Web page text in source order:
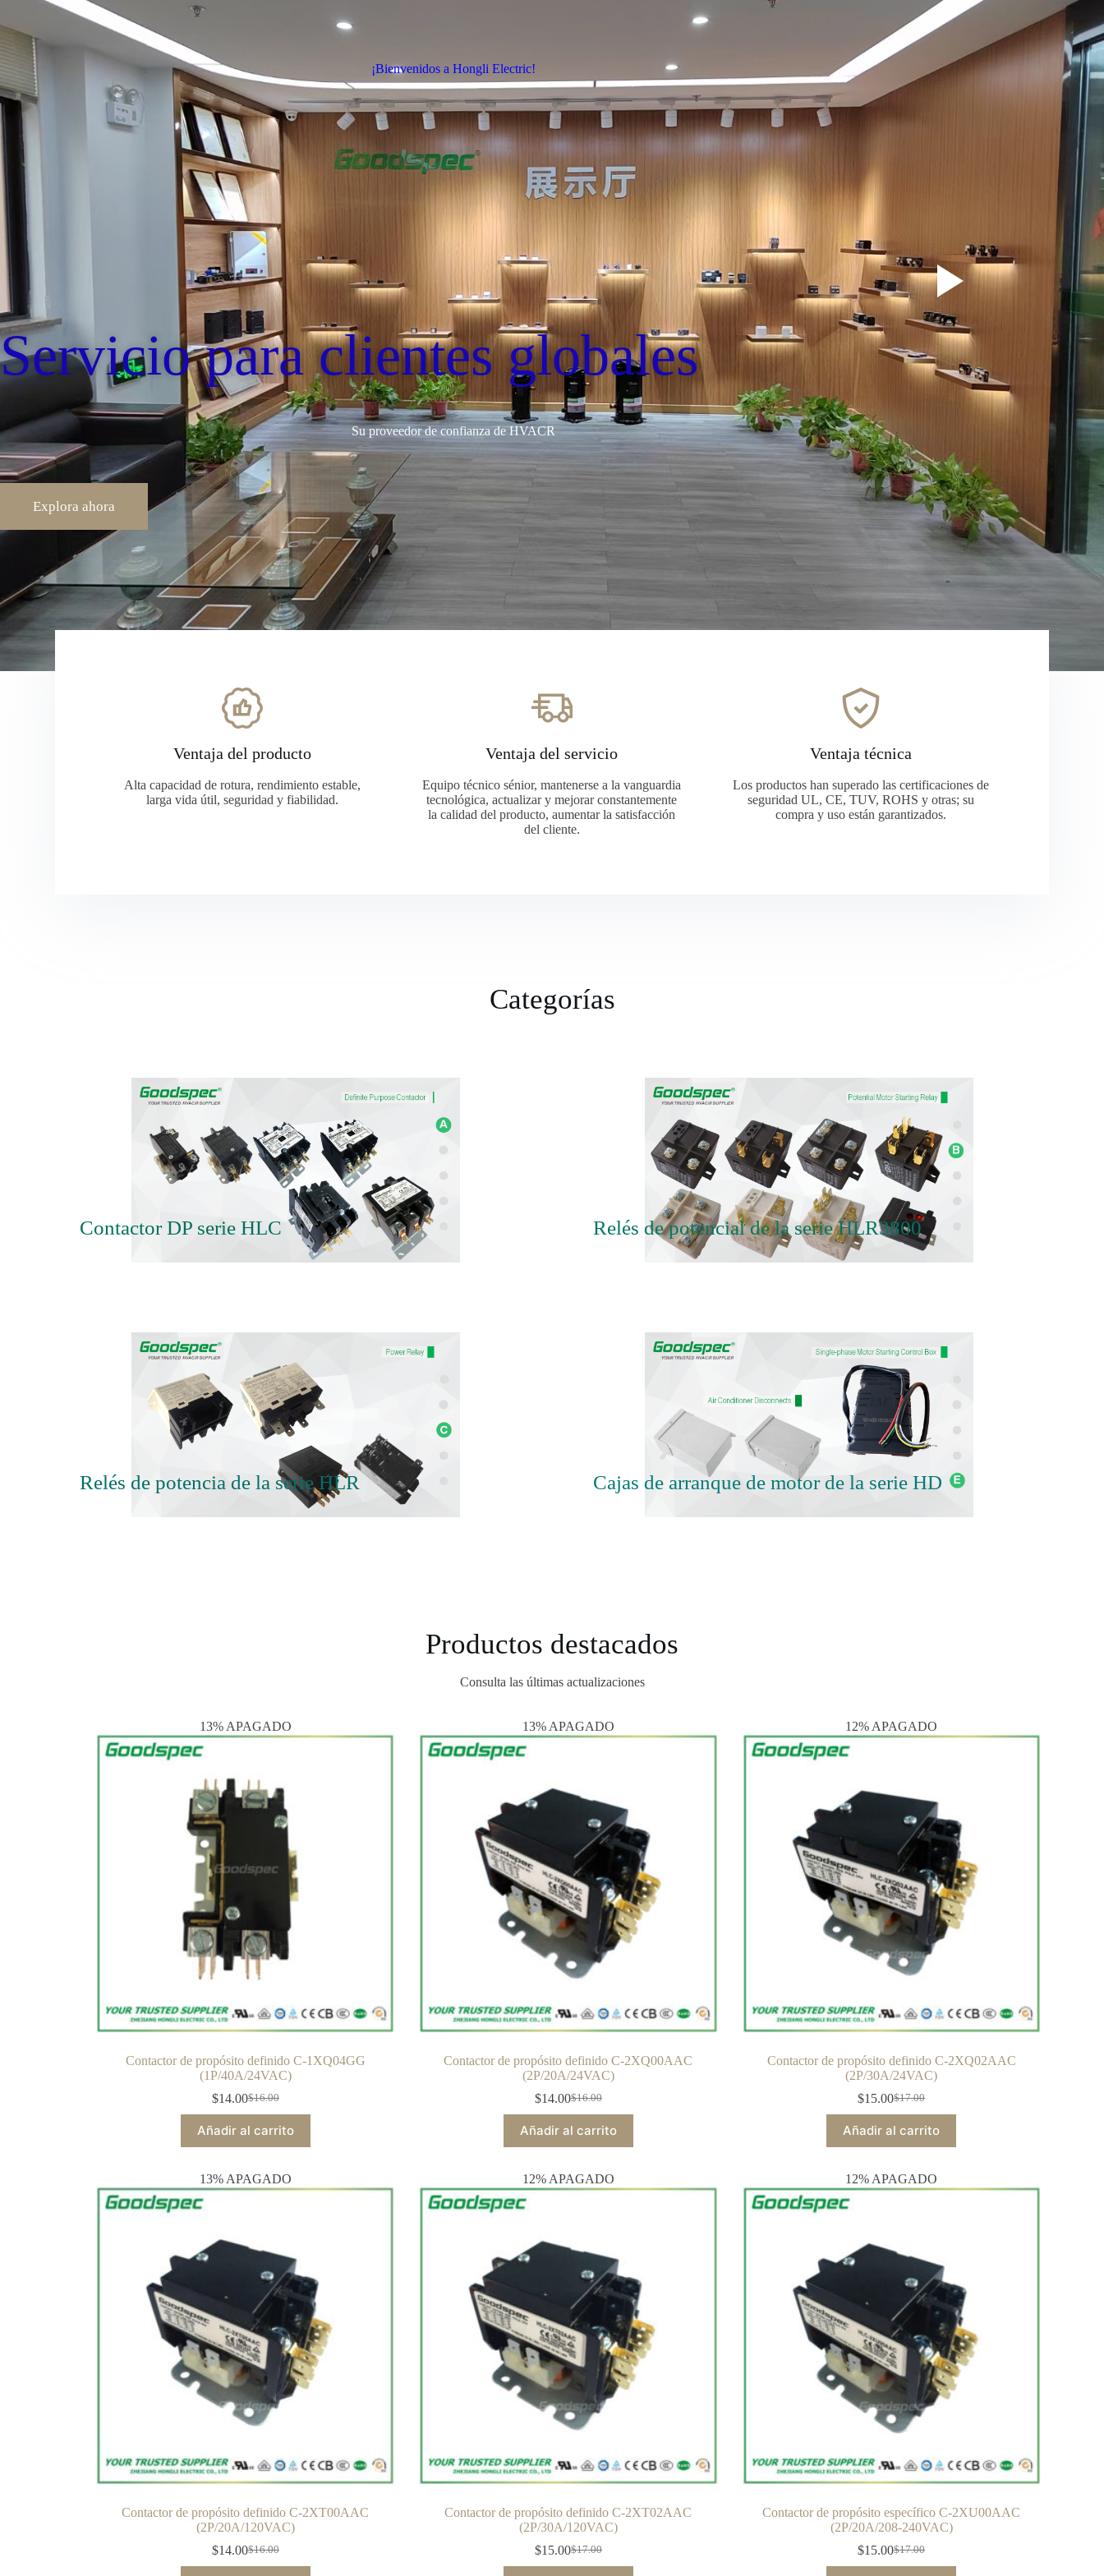
¡Bienvenidos a Hongli Electric!
Servicio para clientes globales
Su proveedor de confianza de HVACR
Explora ahora
Ventaja del producto
Alta capacidad de rotura, rendimiento estable,
larga vida útil, seguridad y fiabilidad.
Ventaja del servicio
Equipo técnico sénior, mantenerse a la vanguardia
tecnológica, actualizar y mejorar constantemente
la calidad del producto, aumentar la satisfacción
del cliente.
Ventaja técnica
Los productos han superado las certificaciones de
seguridad UL, CE, TUV, ROHS y otras; su
compra y uso están garantizados.
Categorías
Contactor DP serie HLC Relés de potencial de la serie HLR3800
Relés de potencia de la serie HLR Cajas de arranque de motor de la serie HD
Productos destacados
Consulta las últimas actualizaciones
13% APAGADO
Contactor de propósito definido C-1XQ04GG
(1P/40A/24VAC)
$16.00
$14.00
Añadir al carrito
13% APAGADO
Contactor de propósito definido C-2XQ00AAC
(2P/20A/24VAC)
$16.00
$14.00
Añadir al carrito
12% APAGADO
Contactor de propósito definido C-2XQ02AAC
(2P/30A/24VAC)
$17.00
$15.00
Añadir al carrito
13% APAGADO
Contactor de propósito definido C-2XT00AAC
(2P/20A/120VAC)
$16.00
$14.00
12% APAGADO
Contactor de propósito definido C-2XT02AAC
(2P/30A/120VAC)
$17.00
$15.00
12% APAGADO
Contactor de propósito específico C-2XU00AAC
(2P/20A/208-240VAC)
$17.00
$15.00